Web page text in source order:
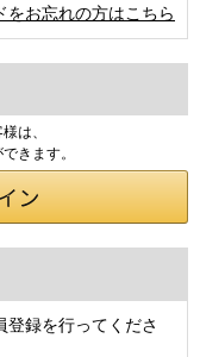
をお忘れの方はこちら
は、
きます。
録を行ってくださ